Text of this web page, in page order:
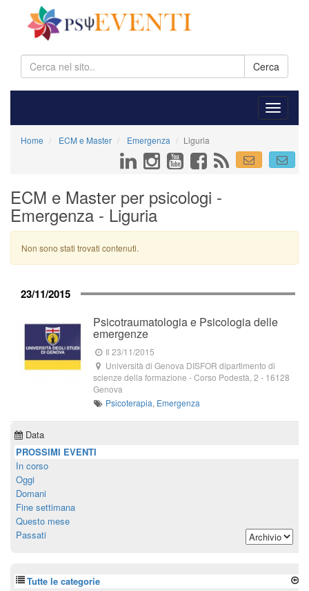
Cerca
Home ECM e Master Emergenza Liguria
ECM e Master per psicologi -
Emergenza - Liguria
Non sono stati trovati contenuti.
23/11/2015
Psicotraumatologia e Psicologia delle
emergenze
Il 23/11/2015
Università di Genova DISFOR dipartimento di
scienze della formazione -Corso Podestà, 2 - 16128
Genova
Psicoterapia, Emergenza
Data
PROSSIMI EVENTI
In corso
Oggi
Domani
Fine settimana
Questo mese
Passati
Tutte le categorie